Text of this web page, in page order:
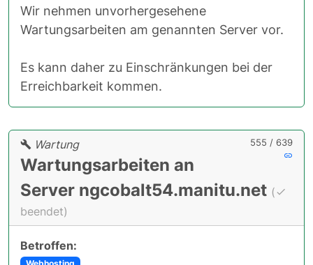
Wir nehmen unvorhergesehene
Wartungsarbeiten am genannten Server vor.
Es kann daher zu Einschränkungen bei der
Erreichbarkeit kommen.
555 / 639
Wartung
Wartungsarbeiten an
Server ngcobalt54.manitu.net (
beendet)
Betroffen: